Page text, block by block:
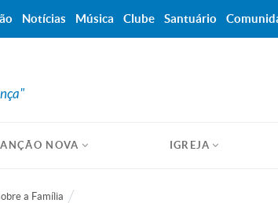
NOVA IGREJA
a Família
Notícias Música Clube Santuário